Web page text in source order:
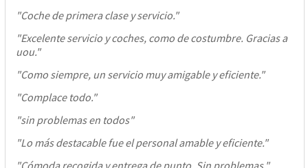
"Coche de primera clase y servicio."
"Excelente servicio y coches, como de costumbre. Gracias a
uou."
"Como siempre, un servicio muy amigable y eficiente."
"Complace todo."
"sin problemas en todos"
"Lo más destacable fue el personal amable y eficiente."
"Cómoda recogida y entrega de punto. Sin problemas. "